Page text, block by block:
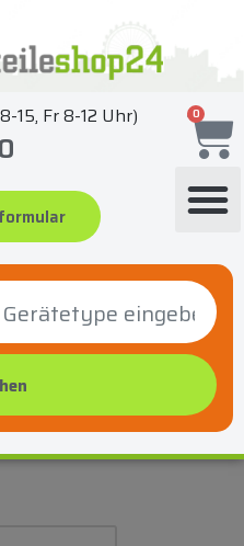
15, Fr 8-12 Uhr) 0